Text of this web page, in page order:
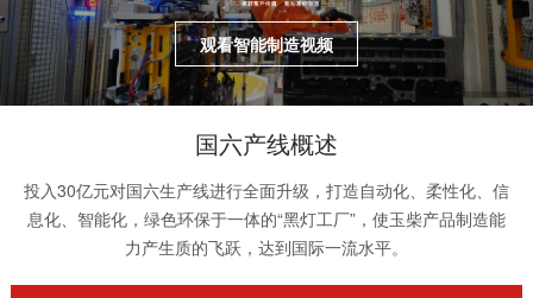
船舶动力
发电动力
新能源动力
智能装备
服务故事
配件
玉柴已在全球拥有完善服
务网络，在国内建立了
公告
广西玉柴机器集团有限公
司始建于1951年，是一
家以动力系统为圆心、实
施同心多元化发展的国有
大型企业集团。公司旗下
拥有20多家全资、控
股、参股二级子公司，涉
观看智能制造视频
国六产线概述
投入30亿元对国六生产线进行全面升级，打造自动化、柔性化、信
息化、智能化，绿色环保于一体的“黑灯工厂”，使玉柴产品制造能
力产生质的飞跃，达到国际一流水平。